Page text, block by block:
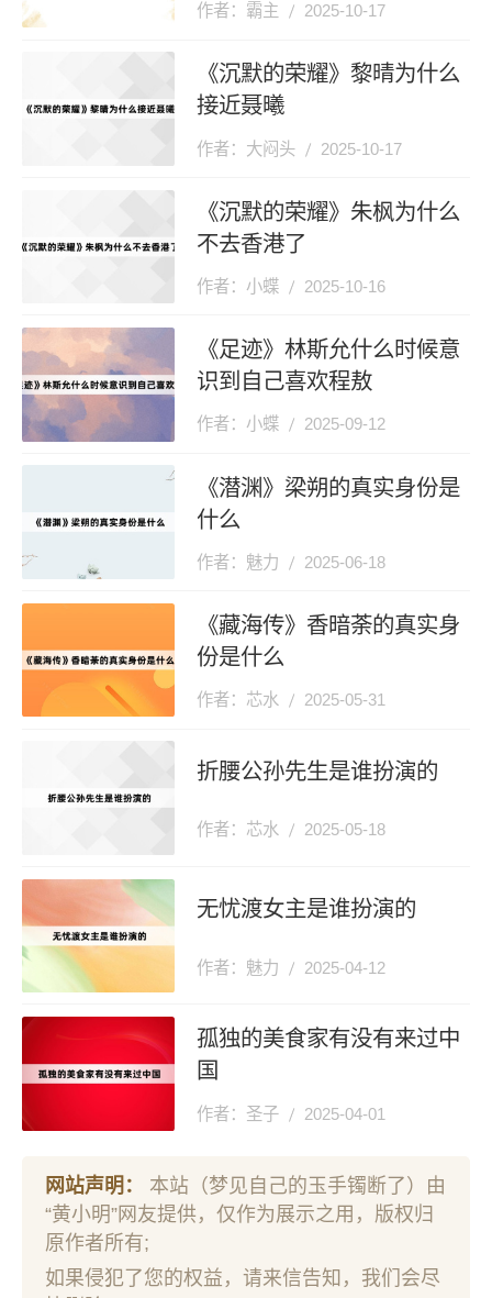
作者：霸主 2025-10-17
《沉默的荣耀》黎晴为什么
接近聂曦
作者：大闷头 2025-10-17
《沉默的荣耀》朱枫为什么
不去香港了
作者：小蝶 2025-10-16
《足迹》林斯允什么时候意
识到自己喜欢程敖
作者：小蝶 2025-09-12
《潜渊》梁朔的真实身份是
什么
作者：魅力 2025-06-18
《藏海传》香暗荼的真实身
份是什么
作者：芯水 2025-05-31
折腰公孙先生是谁扮演的
作者：芯水 2025-05-18
无忧渡女主是谁扮演的
作者：魅力 2025-04-12
孤独的美食家有没有来过中
国
作者：圣子 2025-04-01
网站声明：
本站（梦见自己的玉手镯断了）由
“黄小明”网友提供，仅作为展示之用，版权归
原作者所有;
如果侵犯了您的权益，请来信告知，我们会尽